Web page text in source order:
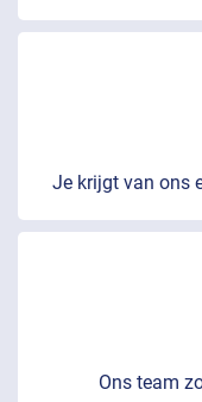
Je krijgt van ons
Ons team